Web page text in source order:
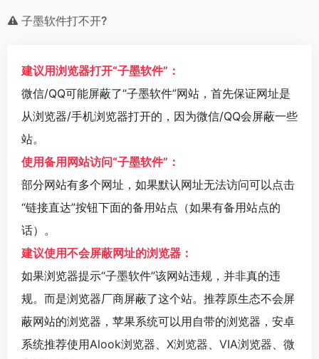
子墨软件打不开?
建议用浏览器打开“子墨软件”：
微信/QQ可能屏蔽了“子墨软件”网站，首先保证网址是
从浏览器/手机浏览器打开的，因为微信/QQ会屏蔽一些
站。
使用备用网站访问“子墨软件”：
部分网站有多个网址，如果默认网址无法访问可以点击
“链接直达”按钮下面的备用站点（如果有备用站点的
话）。
建议使用不会屏蔽网址的浏览器：
如果浏览器提示“子墨软件”该网站违规，并非真的违
规。而是浏览器厂商屏蔽了这个站。推荐原生态不会屏
蔽网站的浏览器，苹果系统可以用自带的浏览器，安卓
系统推荐使用Alook浏览器、 X浏览器、 VIA浏览器、 微